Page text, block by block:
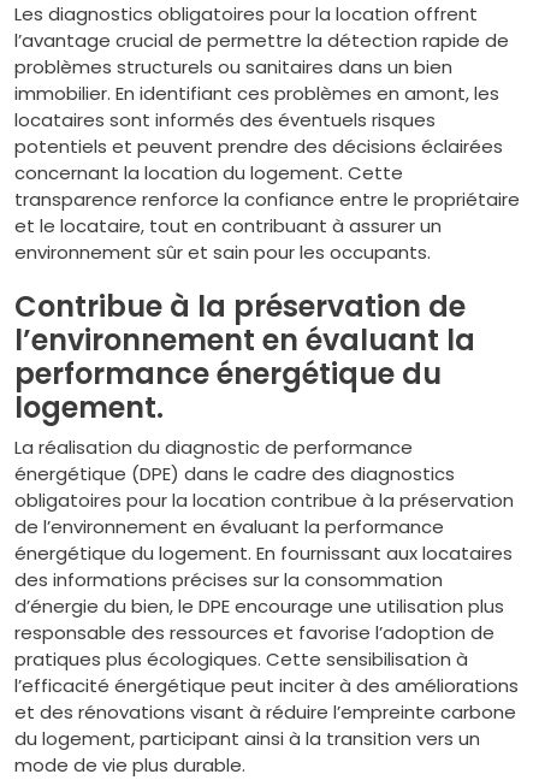
Les diagnostics obligatoires pour la location offrent
l’avantage crucial de permettre la détection rapide de
problèmes structurels ou sanitaires dans un bien
immobilier. En identifiant ces problèmes en amont, les
locataires sont informés des éventuels risques
potentiels et peuvent prendre des décisions éclairées
concernant la location du logement. Cette
transparence renforce la confiance entre le propriétaire
et le locataire, tout en contribuant à assurer un
environnement sûr et sain pour les occupants.
Contribue à la préservation de
l’environnement en évaluant la
performance énergétique du
logement.
La réalisation du diagnostic de performance
énergétique (DPE) dans le cadre des diagnostics
obligatoires pour la location contribue à la préservation
de l’environnement en évaluant la performance
énergétique du logement. En fournissant aux locataires
des informations précises sur la consommation
d’énergie du bien, le DPE encourage une utilisation plus
responsable des ressources et favorise l’adoption de
pratiques plus écologiques. Cette sensibilisation à
l’efficacité énergétique peut inciter à des améliorations
et des rénovations visant à réduire l’empreinte carbone
du logement, participant ainsi à la transition vers un
mode de vie plus durable.